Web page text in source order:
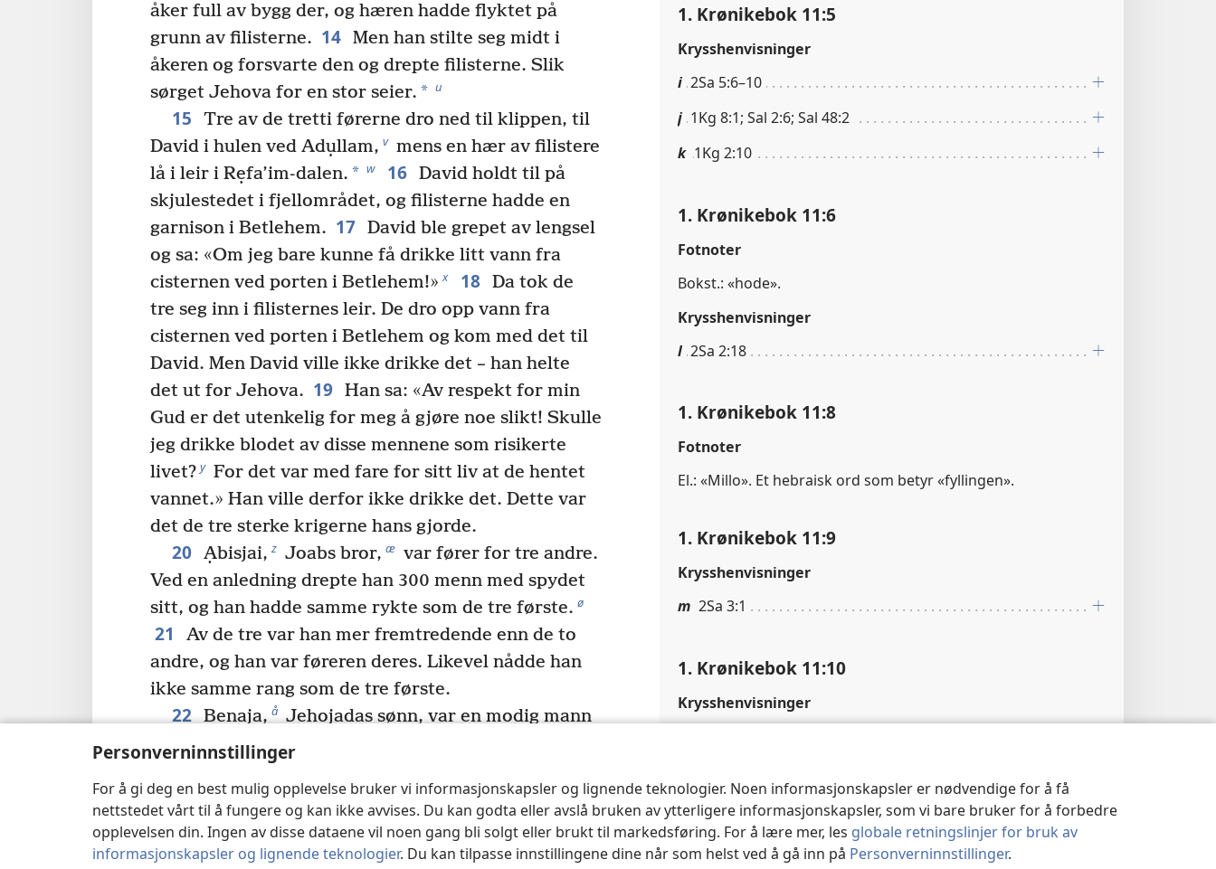
Personverninnstillinger
For å gi deg en best mulig opplevelse bruker vi informasjonskapsler og lignende teknologier. Noen informasjonskapsler er nødvendige for å få
nettstedet vårt til å fungere og kan ikke avvises. Du kan godta eller avslå bruken av ytterligere informasjonskapsler, som vi bare bruker for å forbedre
opplevelsen din. Ingen av disse dataene vil noen gang bli solgt eller brukt til markedsføring. For å lære mer, les globale retningslinjer for bruk av
informasjonskapsler og lignende teknologier. Du kan tilpasse innstillingene dine når som helst ved å gå inn på Personverninnstillinger.
åker full av bygg der, og hæren hadde flyktet på
grunn av filisterne. 14 Men han stilte seg midt i
åkeren og forsvarte den og drepte filisterne. Slik
sørget Jehova for en stor seier. * u
15
Tre av de tretti førerne dro ned til klippen, til
David i hulen ved Adụllam, v mens en hær av filistere
lå i leir i Rẹfa’im-dalen. * w 16 David holdt til på
skjulestedet i fjellområdet, og filisterne hadde en
garnison i Betlehem. 17 David ble grepet av lengsel
og sa: «Om jeg bare kunne få drikke litt vann fra
cisternen ved porten i Betlehem!» x 18 Da tok de
tre seg inn i filisternes leir. De dro opp vann fra
cisternen ved porten i Betlehem og kom med det til
David. Men David ville ikke drikke det – han helte
det ut for Jehova. 19 Han sa: «Av respekt for min
Gud er det utenkelig for meg å gjøre noe slikt! Skulle
jeg drikke blodet av disse mennene som risikerte
livet? y For det var med fare for sitt liv at de hentet
vannet.» Han ville derfor ikke drikke det. Dette var
det de tre sterke krigerne hans gjorde.
20 Ạbisjai, z Joabs bror, æ var fører for tre andre.
Ved en anledning drepte han 300 menn med spydet
sitt, og han hadde samme rykte som de tre første. ø
21
Av de tre var han mer fremtredende enn de to
andre, og han var føreren deres. Likevel nådde han
ikke samme rang som de tre første.
22 Benạja, å Jehojạdas sønn, var en modig mann
*som utførte mange bragder i Kạbseel.
snøværsdag gikk han ned i en cisterne og drepte en
løve. b 23 Han slo også i hjel en uvanlig stor
egyptisk mann som var fem alen *høy. Egypteren
1. Krønikebok 11:5
Krysshenvisninger
i 2Sa 5:6–10
j 1Kg 8:1; Sal 2:6; Sal 48:2
k 1Kg 2:10
1. Krønikebok 11:6
Fotnoter
Bokst.: «hode».
Krysshenvisninger
l 2Sa 2:18
1. Krønikebok 11:8
Fotnoter
El.: «Millo». Et hebraisk ord som betyr «fyllingen».
1. Krønikebok 11:9
Krysshenvisninger
m 2Sa 3:1
1. Krønikebok 11:10
Krysshenvisninger
1. Krønikebok 11:11
Krysshenvisninger